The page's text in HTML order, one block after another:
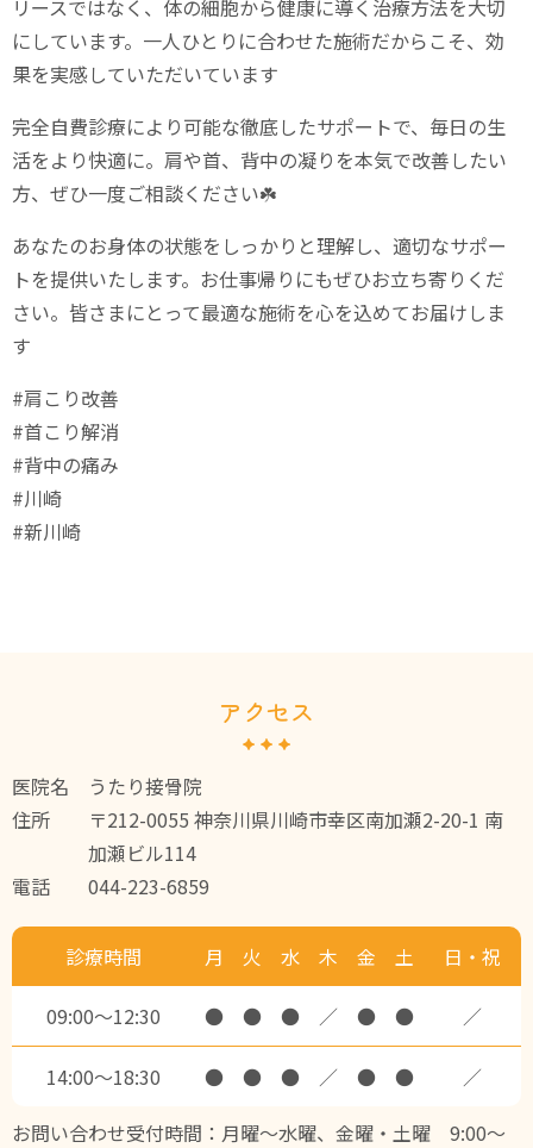
リースではなく、体の細胞から健康に導く治療方法を大切
にしています。一人ひとりに合わせた施術だからこそ、効
果を実感していただいています
完全自費診療により可能な徹底したサポートで、毎日の生
活をより快適に。肩や首、背中の凝りを本気で改善したい
方、ぜひ一度ご相談ください☘️
あなたのお身体の状態をしっかりと理解し、適切なサポー
トを提供いたします。お仕事帰りにもぜひお立ち寄りくだ
さい。皆さまにとって最適な施術を心を込めてお届けしま
す
#肩こり改善
#首こり解消
#背中の痛み
#川崎
#新川崎
アクセス
医院名
うたり接骨院
住所
〒212-0055 神奈川県川崎市幸区南加瀬2-20-1 南
加瀬ビル114
電話
044-223-6859
診療時間 月 火 水 木 金 土 日・祝
09:00～12:30 ● ● ● ／ ● ● ／
14:00～18:30 ● ● ● ／ ● ●
／
お問い合わせ受付時間：月曜～水曜、金曜・土曜 9:00～